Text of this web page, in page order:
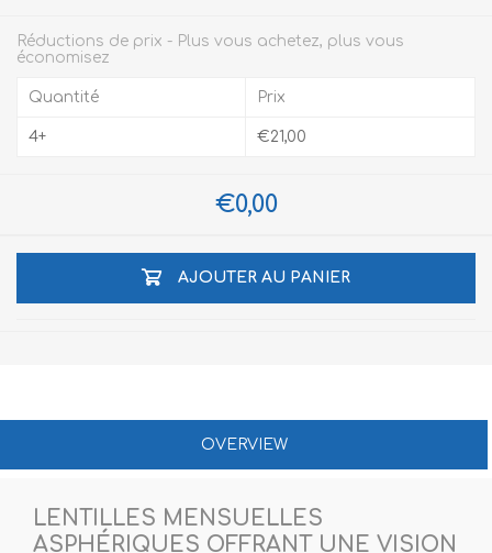
Réductions de prix - Plus vous achetez, plus vous
économisez
Quantité
4+
Prix
€21,00
€0,00
AJOUTER AU PANIER
OVERVIEW
LENTILLES MENSUELLES
ASPHÉRIQUES OFFRANT UNE VISION